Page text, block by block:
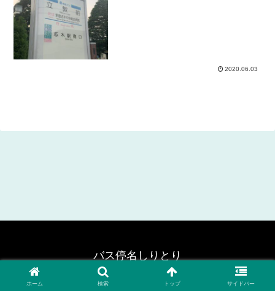
2020.06.03
バス停名しりとり
© 2020 バス停名しりとり.
ホーム 検索 トップ サイドバー